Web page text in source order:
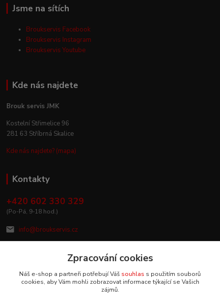
Jsme na sítích
Broukservis Facebook
Broukservis Instagram
Broukservis Youtube
Kde nás najdete
Brouk servis JMK
Kostelní Střimelice 96
281 63 Stříbrná Skalice
Kde nás najdete? (mapa)
Kontakty
+420 602 330 329
(Po-Pá, 9-18 hod.)
info@broukservis.cz
Zpracování cookies
Náš e-shop a partneři potřebují Váš souhlas s použitím souborů
cookies, aby Vám mohli zobrazovat informace týkající se Vašich
zájmů.